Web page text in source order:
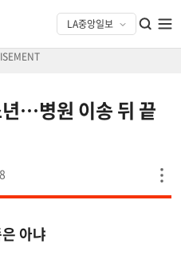
…병원 이송 뒤 끝
아냐